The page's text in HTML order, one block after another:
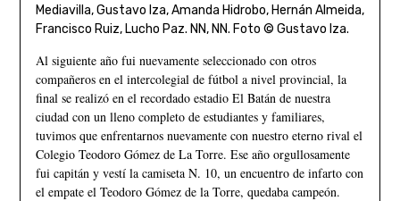
Mediavilla, Gustavo Iza, Amanda Hidrobo, Hernán Almeida,
Francisco Ruiz, Lucho Paz. NN, NN. Foto © Gustavo Iza.
Al siguiente año fui nuevamente seleccionado con otros
compañeros en el intercolegial de fútbol a nivel provincial, la
final se realizó en el recordado estadio El Batán de nuestra
ciudad con un lleno completo de estudiantes y familiares,
tuvimos que enfrentarnos nuevamente con nuestro eterno rival el
Colegio Teodoro Gómez de La Torre. Ese año orgullosamente
fui capitán y vestí la camiseta N. 10, un encuentro de infarto con
el empate el Teodoro Gómez de la Torre, quedaba campeón.